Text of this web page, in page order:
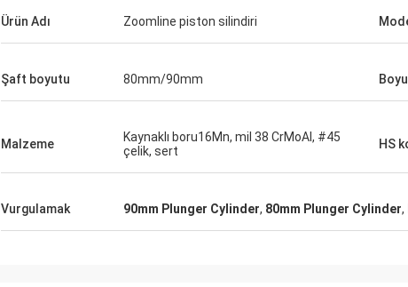
Ürün Adı Zoomline piston silindiri
Şaft boyutu 80mm/90mm
Malzeme
Kaynaklı boru16Mn, mil 38 CrMoAl, #45
çelik, sert
HS
Vurgulamak 90mm Plunger Cylinder, 80mm Plunger Cylinder,